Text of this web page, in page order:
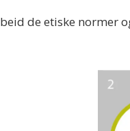
de etiske normer